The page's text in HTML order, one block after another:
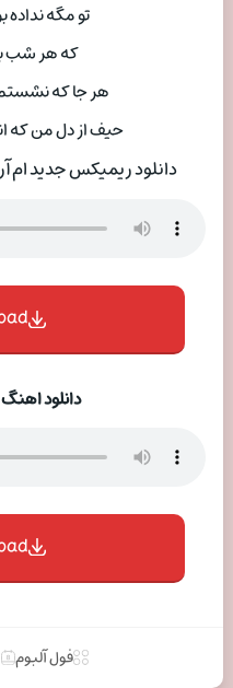
تو مگه
که هر شب
هر جا که
حیف از دل من که
دانلود ریمیکس جدید ام
دانلود اهنگ
فول آلبوم